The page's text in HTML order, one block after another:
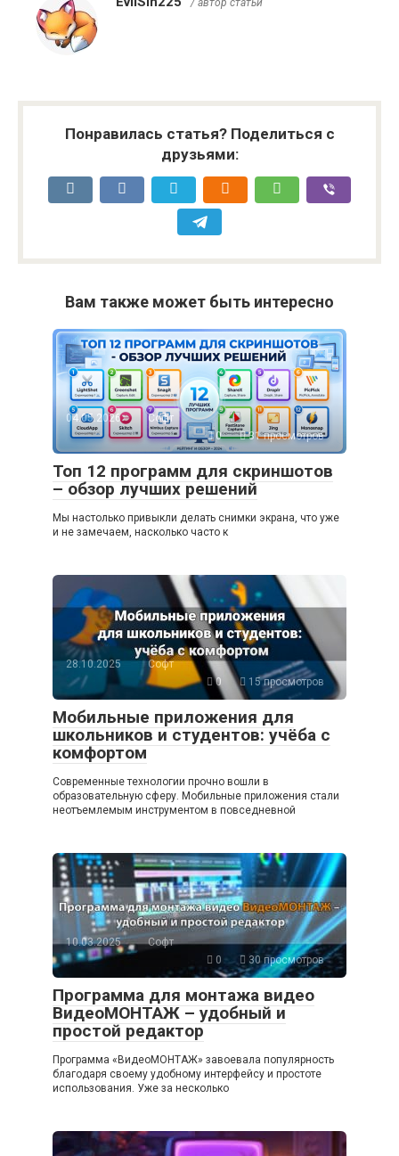
/ автор статьи
Понравилась статья? Поделиться с
друзьями:
Вам также может быть интересно
04.05.2026
Софт
0
31 просмотров
Топ 12 программ для скриншотов
– обзор лучших решений
Мы настолько привыкли делать снимки экрана, что уже
и не замечаем, насколько часто к
28.10.2025
Софт
0
15 просмотров
Мобильные приложения для
школьников и студентов: учёба с
комфортом
Современные технологии прочно вошли в
образовательную сферу. Мобильные приложения стали
неотъемлемым инструментом в повседневной
10.03.2025
Софт
0
30 просмотров
Программа для монтажа видео
ВидеоМОНТАЖ – удобный и
простой редактор
Программа «ВидеоМОНТАЖ» завоевала популярность
благодаря своему удобному интерфейсу и простоте
использования. Уже за несколько